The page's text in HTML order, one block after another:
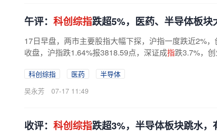
午评： 科创综指跌超5%，医药、半导体板
17日早盘，两市主要股指大幅下探，沪指一度跌近2%，
收盘，沪指跌1.64%报3818.59点，深证成指跌3.7%，
科创综指 医药
半导体
吴永芳
07-17 11:49
收评： 科创综指跌超3%，半导体板块跳水，